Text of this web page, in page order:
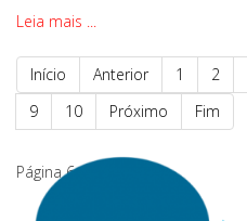
Leia mais ...
Início Anterior 1 2
9
10 Próximo Fim
Página 6 de 58